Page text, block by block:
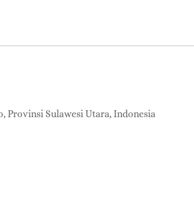
Provinsi Sulawesi Utara, Indonesia